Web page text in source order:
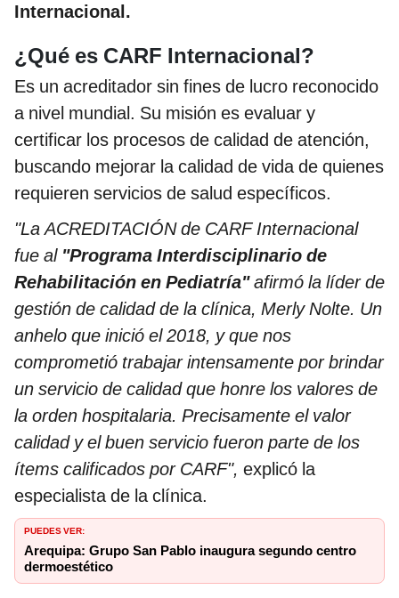
Internacional.
¿Qué es CARF Internacional?
Es un acreditador sin fines de lucro reconocido
a nivel mundial. Su misión es evaluar y
certificar los procesos de calidad de atención,
buscando mejorar la calidad de vida de quienes
requieren servicios de salud específicos.
"La ACREDITACIÓN de CARF Internacional
fue al "Programa Interdisciplinario de
Rehabilitación en Pediatría"afirmó la líder de
gestión de calidad de la clínica, Merly Nolte. Un
anhelo que inició el 2018, y que nos
comprometió trabajar intensamente por brindar
un servicio de calidad que honre los valores de
la orden hospitalaria. Precisamente el valor
calidad y el buen servicio fueron parte de los
ítems calificados por CARF", explicó la
especialista de la clínica.
PUEDES VER:
Arequipa: Grupo San Pablo inaugura segundo centro
dermoestético